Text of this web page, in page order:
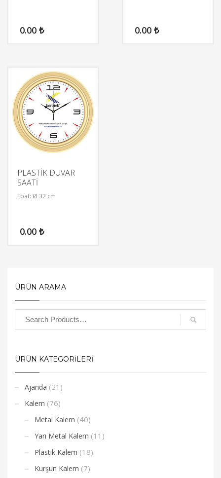
0.00 ₺ 0.00 ₺
PLASTİK DUVAR
SAATİ
Ebat: Ø 32 cm
0.00 ₺
ÜRÜN ARAMA
ÜRÜN KATEGORİLERİ
Ajanda (21)
Kalem (76)
Metal Kalem (40)
Yarı Metal Kalem (11)
Plastik Kalem (18)
Kurşun Kalem (7)